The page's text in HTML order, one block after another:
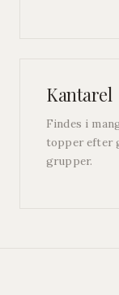
Kantarel
Findes i
topper efter
grupper.